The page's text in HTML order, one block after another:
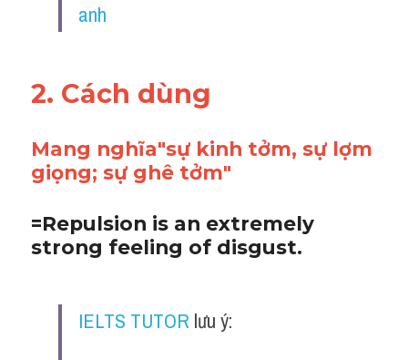
anh
2. Cách dùng
Mang nghĩa"sự kinh tởm, sự lợm
giọng; sự ghê tởm"
=Repulsion is an extremely
strong feeling of disgust.
IELTS TUTOR lưu ý: